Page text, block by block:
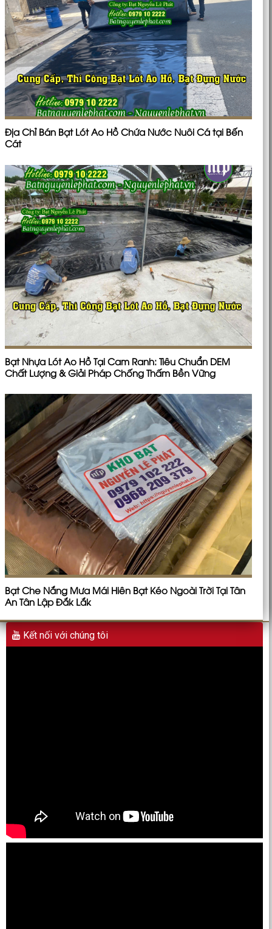
Địa Chỉ Bán Bạt Lót Ao Hồ Chứa Nước Nuôi Cá tại Bến
Cát
Bạt Nhựa Lót Ao Hồ Tại Cam Ranh: Tiêu Chuẩn DEM
Chất Lượng & Giải Pháp Chống Thấm Bền Vững
Bạt Che Nắng Mưa Mái Hiên Bạt Kéo Ngoài Trời Tại Tân
An Tân Lập Đắk Lắk
Kết nối với chúng tôi